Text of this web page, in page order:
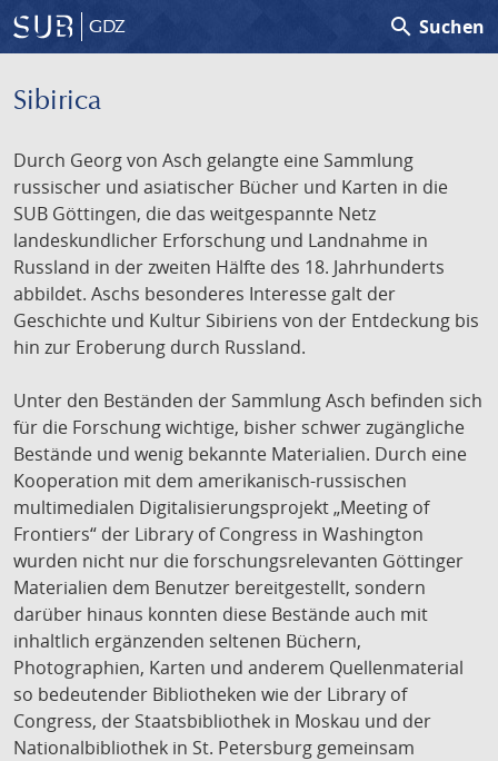
GDZ search Suchen
Sibirica
Durch Georg von Asch gelangte eine Sammlung
russischer und asiatischer Bücher und Karten in die
SUB Göttingen, die das weitgespannte Netz
landeskundlicher Erforschung und Landnahme in
Russland in der zweiten Hälfte des 18. Jahrhunderts
abbildet. Aschs besonderes Interesse galt der
Geschichte und Kultur Sibiriens von der Entdeckung bis
hin zur Eroberung durch Russland.
Unter den Beständen der Sammlung Asch befinden sich
für die Forschung wichtige, bisher schwer zugängliche
Bestände und wenig bekannte Materialien. Durch eine
Kooperation mit dem amerikanisch-russischen
multimedialen Digitalisierungsprojekt „Meeting of
Frontiers“ der Library of Congress in Washington
wurden nicht nur die forschungsrelevanten Göttinger
Materialien dem Benutzer bereitgestellt, sondern
darüber hinaus konnten diese Bestände auch mit
inhaltlich ergänzenden seltenen Büchern,
Photographien, Karten und anderem Quellenmaterial
so bedeutender Bibliotheken wie der Library of
Congress, der Staatsbibliothek in Moskau und der
Nationalbibliothek in St. Petersburg gemeinsam